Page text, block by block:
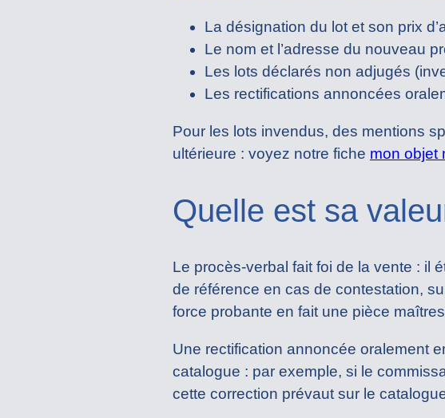
La désignation du lot et son prix
Le nom et l’adresse du nouveau
Les lots déclarés non adjugés
Les rectifications annoncées
Pour les lots invendus, des mentions
ultérieure : voyez notre fiche mon objet
Quelle est sa
Le procès-verbal fait foi de la vente : il
de référence en cas de contestation,
force probante en fait une pièce
Une rectification annoncée oralement
catalogue : par exemple, si le
cette correction prévaut sur le